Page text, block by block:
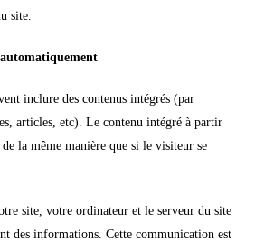
site.
inclure des contenus intégrés (par
articles, etc). Le contenu intégré à partir
de la même manière que si le visiteur se
site, votre ordinateur et le serveur du site
des informations. Cette communication est